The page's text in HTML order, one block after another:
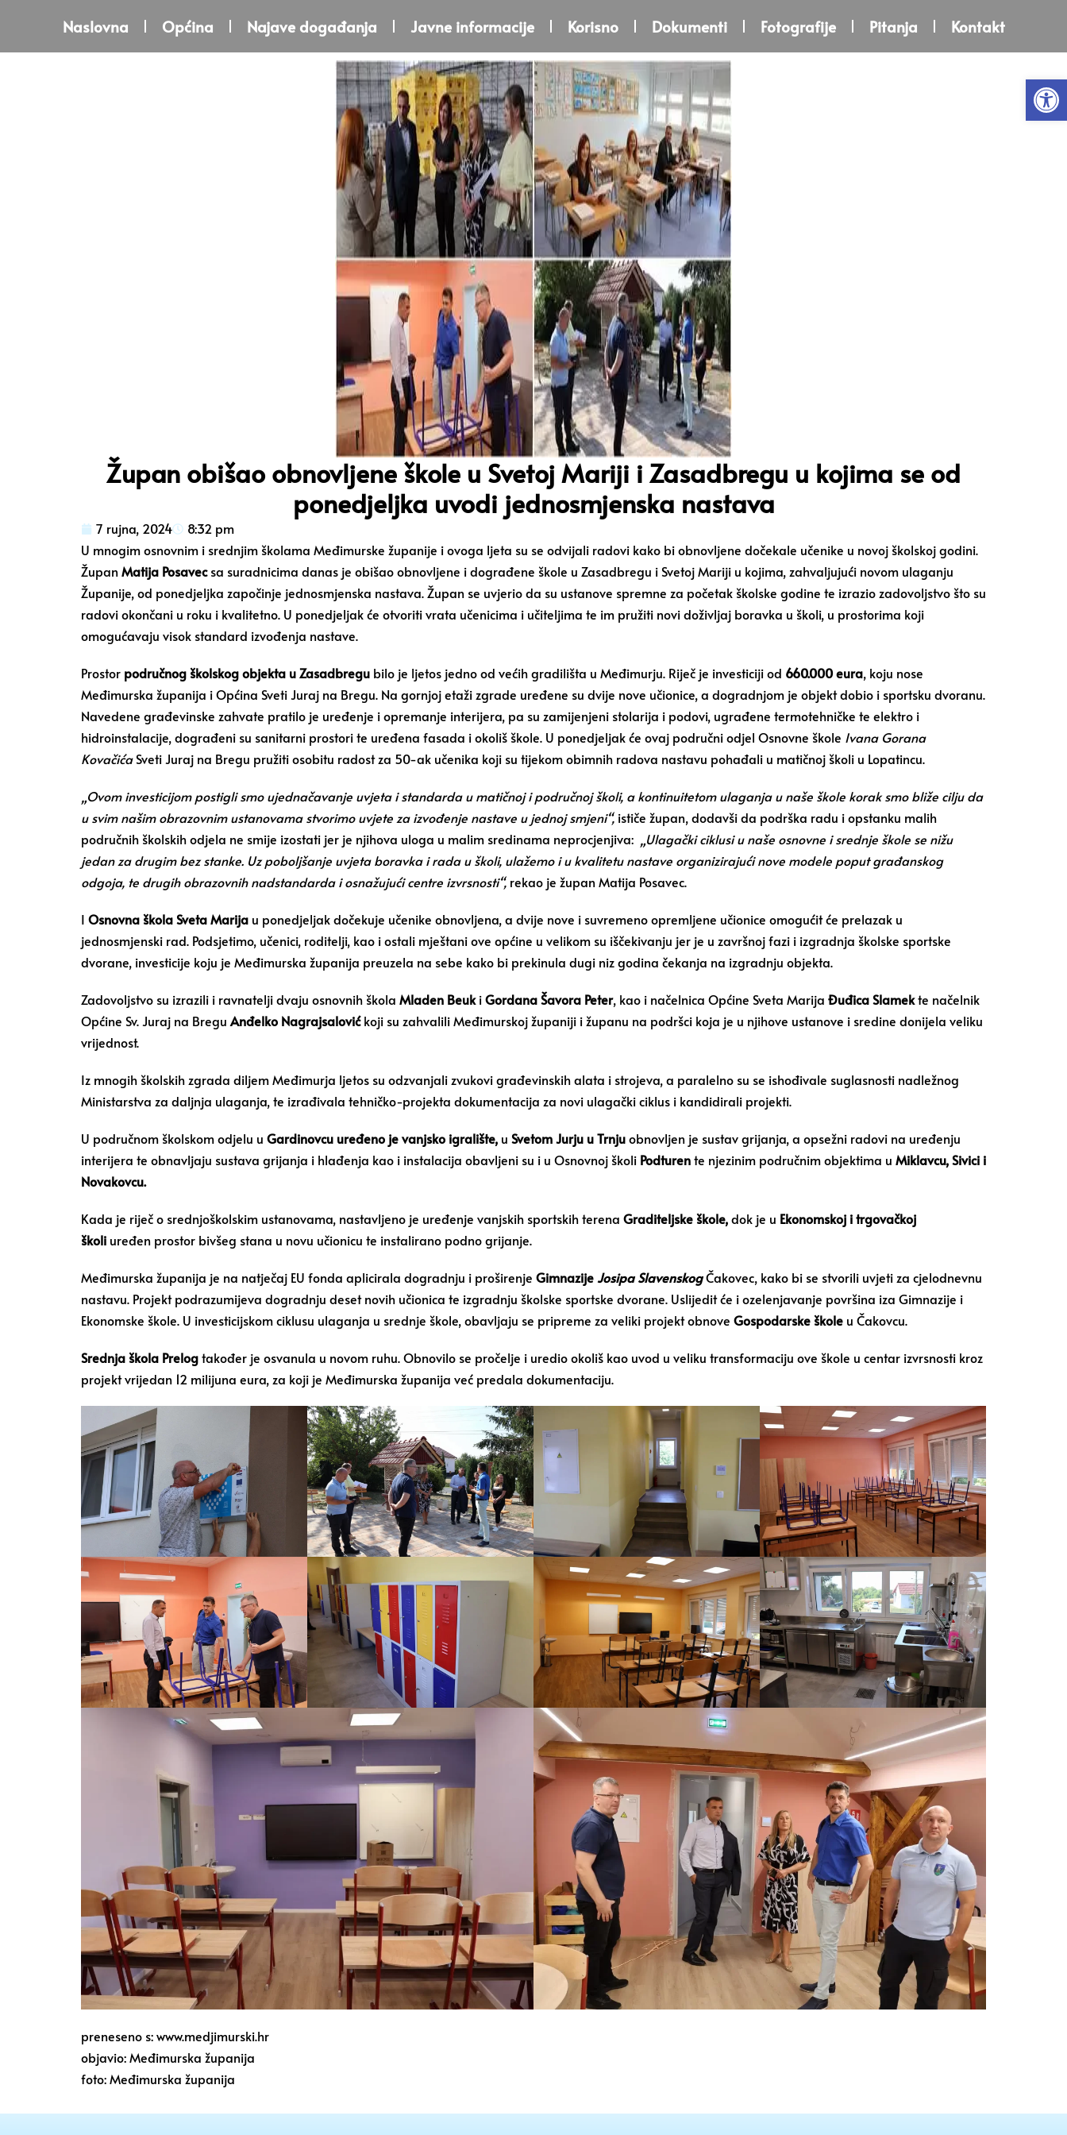
Naslovna Općina Najave događanja Javne informacije Korisno Dokumenti Fotografije Pitanja Kontakt
Župan obišao obnovljene škole u Svetoj Mariji i Zasadbregu u kojima se od
ponedjeljka uvodi jednosmjenska nastava
7 rujna, 2024
8:32 pm
U mnogim osnovnim i srednjim školama Međimurske županije i ovoga ljeta su se odvijali radovi kako bi obnovljene dočekale učenike u novoj školskoj godini.
ŽupanMatija Posavecsa suradnicima danas je obišao obnovljene i dograđene škole u Zasadbregu i Svetoj Mariji u kojima, zahvaljujući novom ulaganju
Županije, od ponedjeljka započinje jednosmjenska nastava. Župan se uvjerio da su ustanove spremne za početak školske godine te izrazio zadovoljstvo što su
radovi okončani u roku i kvalitetno. U ponedjeljak će otvoriti vrata učenicima i učiteljima te im pružiti novi doživljaj boravka u školi, u prostorima koji
omogućavaju visok standard izvođenja nastave.
Prostor područnog školskog objekta u Zasadbregu bilo je ljetos jedno od većih gradilišta u Međimurju. Riječ je investiciji od 660.000 eura, koju nose
Međimurska županija i Općina Sveti Juraj na Bregu. Na gornjoj etaži zgrade uređene su dvije nove učionice, a dogradnjom je objekt dobio i sportsku dvoranu.
Navedene građevinske zahvate pratilo je uređenje i opremanje interijera, pa su zamijenjeni stolarija i podovi, ugrađene termotehničke te elektro i
hidroinstalacije, dograđeni su sanitarni prostori te uređena fasada i okoliš škole. U ponedjeljak će ovaj područni odjel Osnovne škole Ivana Gorana
KovačićaSveti Juraj na Bregu pružiti osobitu radost za 50-ak učenika koji su tijekom obimnih radova nastavu pohađali u matičnoj školi u Lopatincu.
„Ovom investicijom postigli smo ujednačavanje uvjeta i standarda u matičnoj i područnoj školi, a kontinuitetom ulaganja u naše škole korak smo bliže cilju da
u svim našim obrazovnim ustanovama stvorimo uvjete za izvođenje nastave u jednoj smjeni“, ističe župan, dodavši da podrška radu i opstanku malih
područnih školskih odjela ne smije izostati jer je njihova uloga u malim sredinama neprocjenjiva: „Ulagački ciklusi u naše osnovne i srednje škole se nižu
jedan za drugim bez stanke. Uz poboljšanje uvjeta boravka i rada u školi, ulažemo i u kvalitetu nastave organizirajući nove modele poput građanskog
odgoja, te drugih obrazovnih nadstandarda i osnažujući centre izvrsnosti“, rekao je župan Matija Posavec.
I Osnovna škola Sveta Marija u ponedjeljak dočekuje učenike obnovljena, a dvije nove i suvremeno opremljene učionice omogućit će prelazak u
jednosmjenski rad. Podsjetimo, učenici, roditelji, kao i ostali mještani ove općine u velikom su iščekivanju jer je u završnoj fazi i izgradnja školske sportske
dvorane, investicije koju je Međimurska županija preuzela na sebe kako bi prekinula dugi niz godina čekanja na izgradnju objekta.
Zadovoljstvo su izrazili i ravnatelji dvaju osnovnih škola Mladen BeukiGordana Šavora Peter, kao i načelnica Općine Sveta Marija Đuđica Slamekte načelnik
Općine Sv. Juraj na Bregu Anđelko Nagrajsalovićkoji su zahvalili Međimurskoj županiji i županu na podršci koja je u njihove ustanove i sredine donijela veliku
vrijednost.
Iz mnogih školskih zgrada diljem Međimurja ljetos su odzvanjali zvukovi građevinskih alata i strojeva, a paralelno su se ishođivale suglasnosti nadležnog
Ministarstva za daljnja ulaganja, te izrađivala tehničko-projekta dokumentacija za novi ulagački ciklus i kandidirali projekti.
U područnom školskom odjelu u Gardinovcu uređeno je vanjsko igralište, u Svetom Jurju u Trnjuobnovljen je sustav grijanja, a opsežni radovi na uređenju
interijera te obnavljaju sustava grijanja i hlađenja kao i instalacija obavljeni su i u Osnovnoj školi Podturente njezinim područnim objektima u Miklavcu, Sivici i
Novakovcu.
Kada je riječ o srednjoškolskim ustanovama, nastavljeno je uređenje vanjskih sportskih terena Graditeljske škole,dok je u Ekonomskoj i trgovačkoj
školi uređen prostor bivšeg stana u novu učionicu te instalirano podno grijanje.
Međimurska županija je na natječaj EU fonda aplicirala dogradnju i proširenje Gimnazije Josipa SlavenskogČakovec, kako bi se stvorili uvjeti za cjelodnevnu
nastavu. Projekt podrazumijeva dogradnju deset novih učionica te izgradnju školske sportske dvorane. Uslijedit će i ozelenjavanje površina iza Gimnazije i
Ekonomske škole. U investicijskom ciklusu ulaganja u srednje škole, obavljaju se pripreme za veliki projekt obnove Gospodarske škole u Čakovcu.
Srednja škola Prelogtakođer je osvanula u novom ruhu. Obnovilo se pročelje i uredio okoliš kao uvod u veliku transformaciju ove škole u centar izvrsnosti kroz
projekt vrijedan 12 milijuna eura, za koji je Međimurska županija već predala dokumentaciju.
preneseno s: www.medjimurski.hr
objavio: Međimurska županija
foto: Međimurska županija